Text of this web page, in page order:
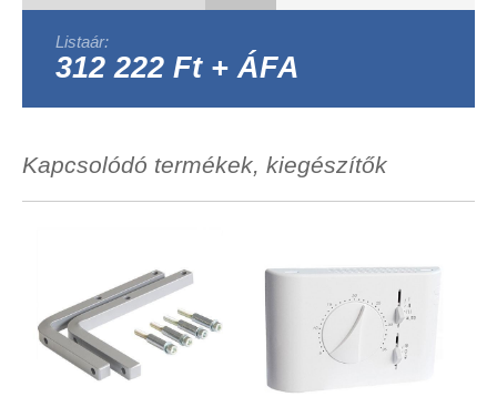
Listaár:
312 222 Ft + ÁFA
Kapcsolódó termékek, kiegészítők